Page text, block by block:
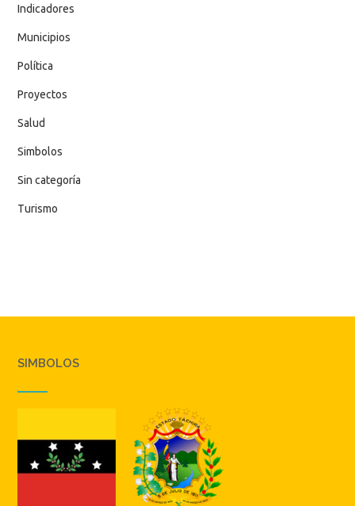
Indicadores
Municipios
Política
Proyectos
Salud
Simbolos
Sin categoría
Turismo
SIMBOLOS